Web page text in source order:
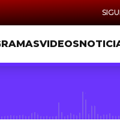
VIDEOS